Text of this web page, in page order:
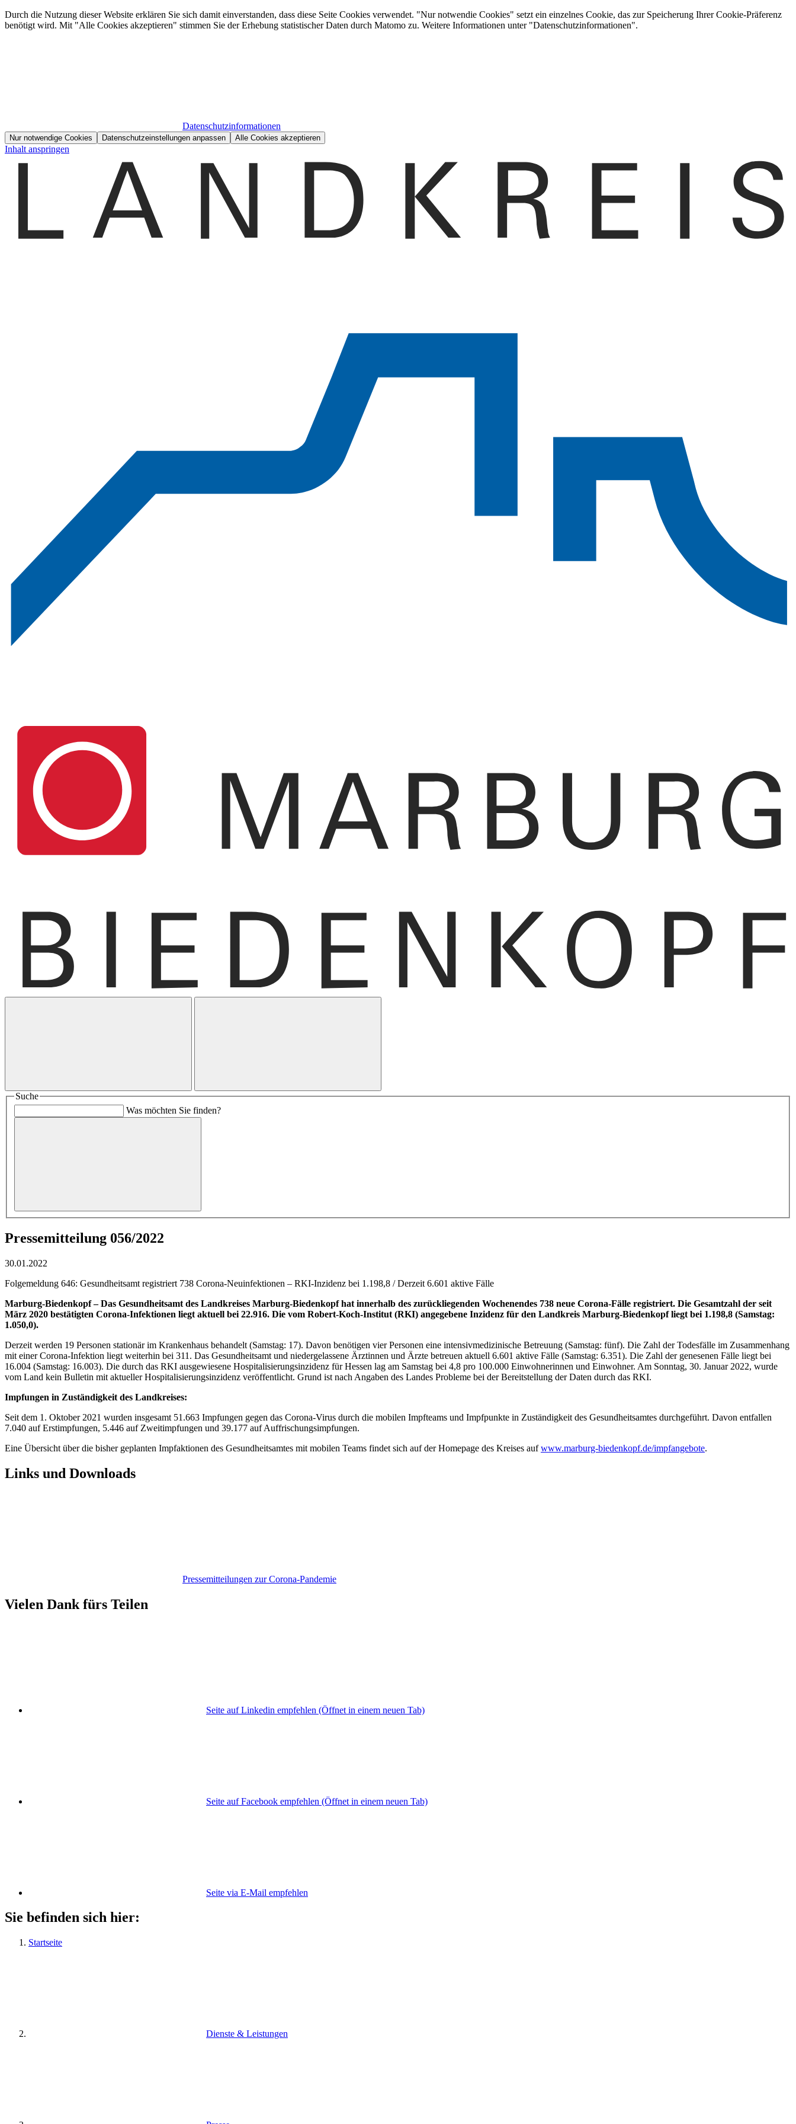
Durch die Nutzung dieser Website erklären Sie sich damit einverstanden, dass diese Seite Cookies verwendet. "Nur notwendie Cookies" setzt ein einzelnes Cookie, das zur Speicherung Ihrer Cookie-Präferenz
benötigt wird. Mit "Alle Cookies akzeptieren" stimmen Sie der Erhebung statistischer Daten durch Matomo zu. Weitere Informationen unter "Datenschutzinformationen".
Datenschutzinformationen
Nur notwendige Cookies Datenschutzeinstellungen anpassen Alle Cookies akzeptieren
Inhalt anspringen
Suche
Was möchten Sie finden?
Pressemitteilung 056/2022
30.01.2022
Folgemeldung 646: Gesundheitsamt registriert 738 Corona-Neuinfektionen – RKI-Inzidenz bei 1.198,8 / Derzeit 6.601 aktive Fälle
Marburg-Biedenkopf –Das Gesundheitsamt des Landkreises Marburg-Biedenkopf hat innerhalb des zurückliegenden Wochenendes 738 neue Corona-Fälle registriert. Die Gesamtzahl der seit
März 2020 bestätigten Corona-Infektionen liegt aktuell bei 22.916. Die vom Robert-Koch-Institut (RKI) angegebene Inzidenz für den Landkreis Marburg-Biedenkopf liegt bei 1.198,8 (Samstag:
1.050,0).
Derzeit werden 19 Personen stationär im Krankenhaus behandelt (Samstag: 17). Davon benötigen vier Personen eine intensivmedizinische Betreuung (Samstag: fünf). Die Zahl der Todesfälle im Zusammenhang
mit einer Corona-Infektion liegt weiterhin bei 311. Das Gesundheitsamt und niedergelassene Ärztinnen und Ärzte betreuen aktuell 6.601 aktive Fälle (Samstag: 6.351). Die Zahl der genesenen Fälle liegt bei
16.004 (Samstag: 16.003). Die durch das RKI ausgewiesene Hospitalisierungsinzidenz für Hessen lag am Samstag bei 4,8 pro 100.000 Einwohnerinnen und Einwohner. Am Sonntag, 30. Januar 2022, wurde
vom Land kein Bulletin mit aktueller Hospitalisierungsinzidenz veröffentlicht. Grund ist nach Angaben des Landes Probleme bei der Bereitstellung der Daten durch das RKI.
Impfungen in Zuständigkeit des Landkreises:
Seit dem 1. Oktober 2021 wurden insgesamt 51.663 Impfungen gegen das Corona-Virus durch die mobilen Impfteams und Impfpunkte in Zuständigkeit des Gesundheitsamtes durchgeführt. Davon entfallen
7.040 auf Erstimpfungen, 5.446 auf Zweitimpfungen und 39.177 auf Auffrischungsimpfungen.
Eine Übersicht über die bisher geplanten Impfaktionen des Gesundheitsamtes mit mobilen Teams findet sich auf der Homepage des Kreises aufwww.marburg-biedenkopf.de/impfangebote.
Links und Downloads
Pressemitteilungen zur Corona-Pandemie
Vielen Dank fürs Teilen
Seite auf Linkedin empfehlen (Öffnet in einem neuen Tab)
Seite auf Facebook empfehlen (Öffnet in einem neuen Tab)
Seite via E-Mail empfehlen
Sie befinden sich hier:
Startseite
Dienste & Leistungen